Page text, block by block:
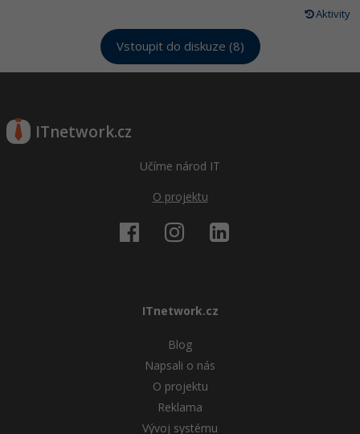
Aktivity
Vstoupit do diskuze (8)
ITnetwork.cz
Učíme národ IT
O projektu
ITnetwork.cz
Blog
Napsali o nás
O projektu
Reklama
Vývoj systému